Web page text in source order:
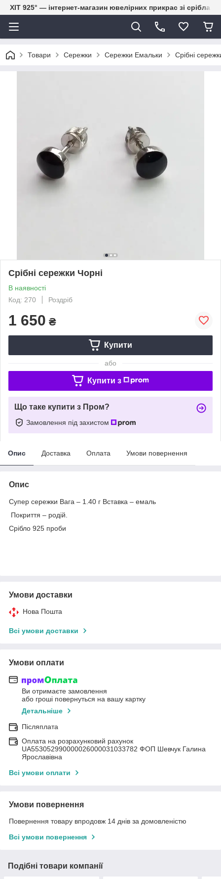
ХІТ 925° — інтернет-магазин ювелірних прикрас зі срібла
Товари Сережки Сережки Емальки Срібні
Срібні сережки Чорні
В наявності
Код: 270
Роздріб
1 650 ₴
Купити
або
Купити з
Що таке купити з Пром?
Замовлення під захистом
Опис Доставка Оплата Умови повернення
Опис
Супер сережки Вага – 1.40 г Вставка – емаль
Покриття – родій.
Срібло 925 проби
Умови доставки
Нова Пошта
Всі умови доставки
Умови оплати
Ви отримаєте замовлення
або гроші повернуться на вашу картку
Детальніше
Післяплата
Оплата на розрахунковий рахунок
UA553052990000026000031033782 ФОП Шевчук Галина
Ярославівна
Всі умови оплати
Умови повернення
Повернення товару впродовж 14 днів за домовленістю
Всі умови повернення
Подібні товари компанії